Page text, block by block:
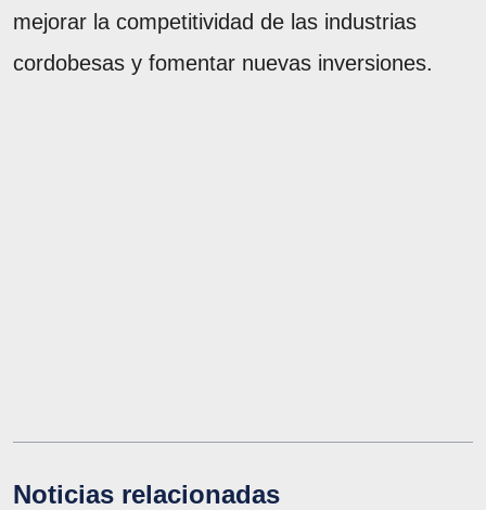
mejorar la competitividad de las industrias
cordobesas y fomentar nuevas inversiones.
Noticias relacionadas